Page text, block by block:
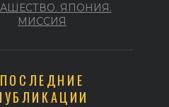
ЯПОНИЯ.
МИССИЯ
ПОСЛЕДНИЕ